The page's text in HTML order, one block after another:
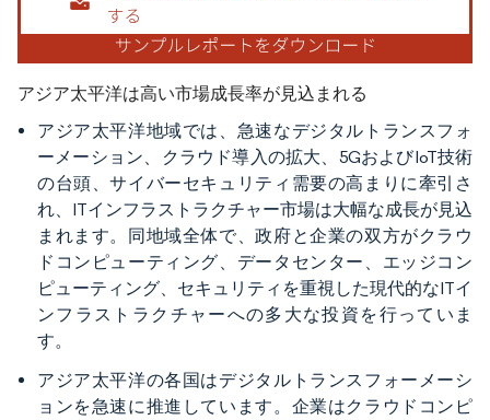
アジア太平洋は高い市場成長率が見込まれる
アジア太平洋地域では、急速なデジタルトランスフォ
ーメーション、クラウド導入の拡大、5GおよびIoT技術
の台頭、サイバーセキュリティ需要の高まりに牽引さ
れ、ITインフラストラクチャー市場は大幅な成長が見込
まれます。同地域全体で、政府と企業の双方がクラウ
ドコンピューティング、データセンター、エッジコン
ピューティング、セキュリティを重視した現代的なITイ
ンフラストラクチャーへの多大な投資を行っていま
す。
アジア太平洋の各国はデジタルトランスフォーメーシ
ョンを急速に推進しています。企業はクラウドコンピ